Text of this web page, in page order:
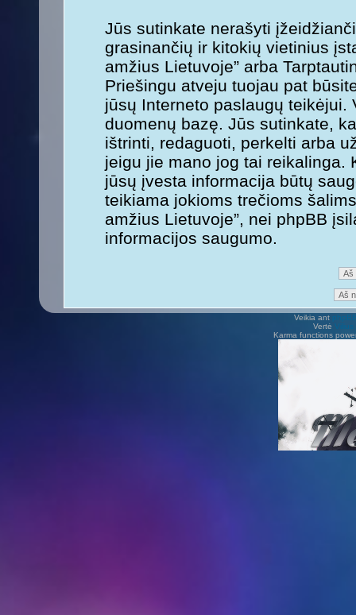
Jūs sutinkate nerašyti
grasinančių ir kitokių vietinius
amžius Lietuvoje” arba
Priešingu atveju tuojau pat
jūsų Interneto paslaugų
duomenų bazę. Jūs sutinkate,
ištrinti, redaguoti, perkelti arba
jeigu jie mano jog tai reikalinga.
jūsų įvesta informacija būtų
teikiama jokioms trečioms
amžius Lietuvoje”, nei phpBB
informacijos saugumo.
Veikia ant
Vertė Vilius
Karma functions